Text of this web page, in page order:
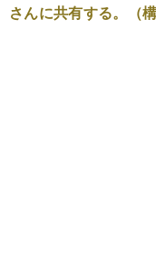
さんに共有する。（